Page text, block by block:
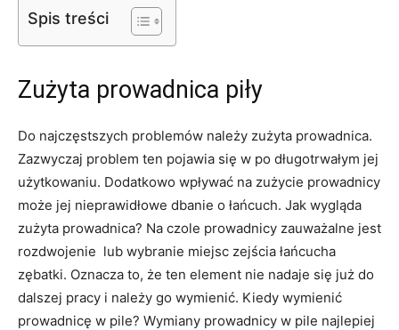
Spis treści
Zużyta prowadnica piły
Do najczęstszych problemów należy zużyta prowadnica.
Zazwyczaj problem ten pojawia się w po długotrwałym jej
użytkowaniu. Dodatkowo wpływać na zużycie prowadnicy
może jej nieprawidłowe dbanie o łańcuch. Jak wygląda
zużyta prowadnica? Na czole prowadnicy zauważalne jest
rozdwojenie lub wybranie miejsc zejścia łańcucha
zębatki. Oznacza to, że ten element nie nadaje się już do
dalszej pracy i należy go wymienić. Kiedy wymienić
prowadnicę w pile? Wymiany prowadnicy w pile najlepiej